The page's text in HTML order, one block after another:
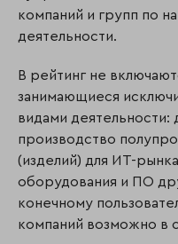
компаний и групп по
деятельности.
В рейтинг не
занимающиеся
видами деятельности:
производство
(изделий) для ИТ-
оборудования и ПО
конечному
компаний возможно в